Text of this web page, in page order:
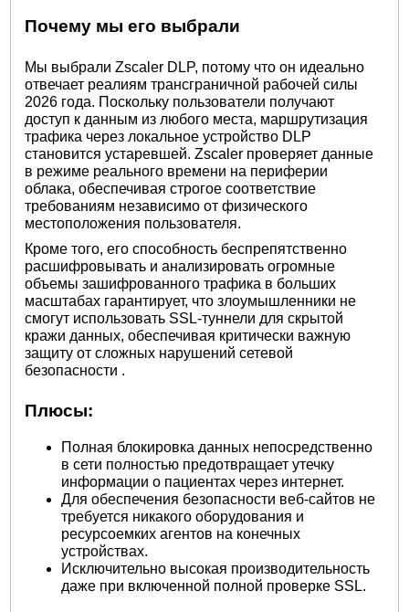
Почему мы его выбрали
Мы выбрали Zscaler DLP, потому что он идеально
отвечает реалиям трансграничной рабочей силы
2026 года. Поскольку пользователи получают
доступ к данным из любого места, маршрутизация
трафика через локальное устройство DLP
становится устаревшей. Zscaler проверяет данные
в режиме реального времени на периферии
облака, обеспечивая строгое соответствие
требованиям независимо от физического
местоположения пользователя.
Кроме того, его способность беспрепятственно
расшифровывать и анализировать огромные
объемы зашифрованного трафика в больших
масштабах гарантирует, что злоумышленники не
смогут использовать SSL-туннели для скрытой
кражи данных, обеспечивая критически важную
защиту от сложных нарушенийсетевой
безопасности .
Плюсы:
Полная блокировка данных непосредственно
в сети полностью предотвращает утечку
информации о пациентах через интернет.
Для обеспечения безопасности веб-сайтов не
требуется никакого оборудования и
ресурсоемких агентов на конечных
устройствах.
Исключительно высокая производительность
даже при включенной полной проверке SSL.